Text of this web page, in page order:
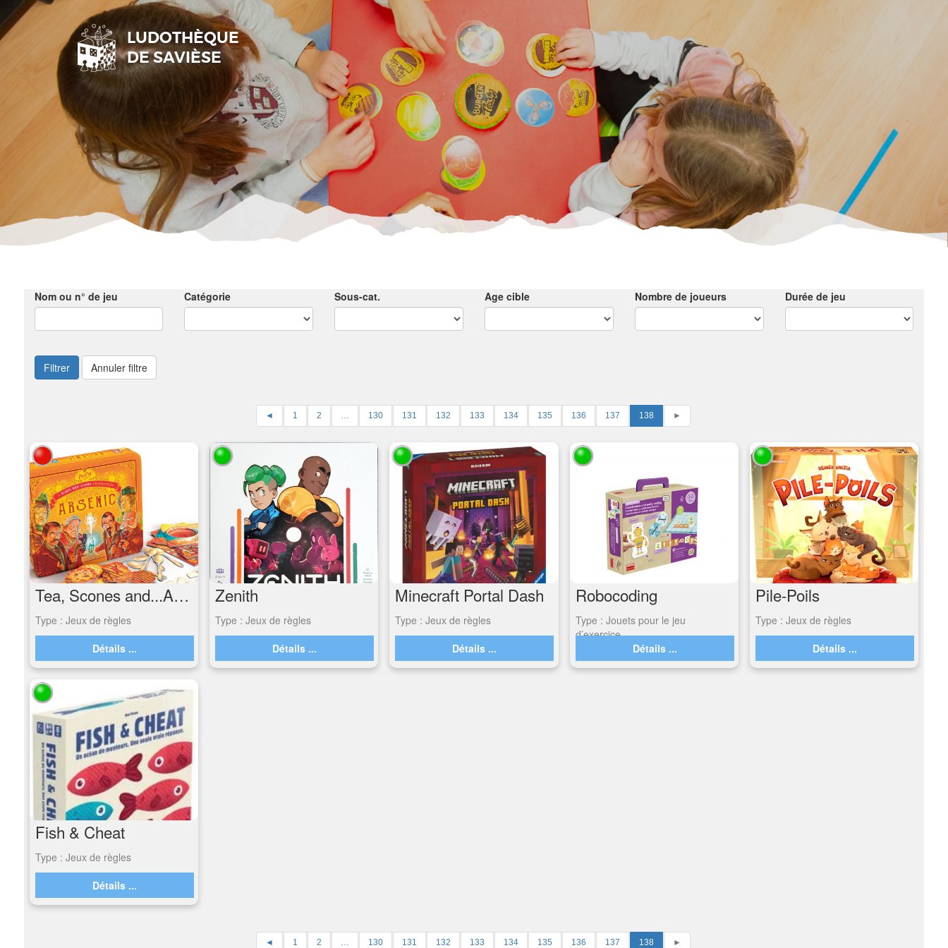
Nom ou n° de jeu Catégorie Sous-cat. Age cible Nombre de joueurs Durée de jeu
Filtrer Annuler filtre
◄ 1 2 … 130 131 132 133 134 135 136 137 138 ►
Tea, Scones and...Arsenic
Type : Jeux de règles
Détails ...
Zenith
Type : Jeux de règles
Détails ...
Minecraft Portal Dash
Type : Jeux de règles
Détails ...
Robocoding
Type : Jouets pour le jeu
d’exercice
Détails ...
Pile-Poils
Type : Jeux de règles
Détails ...
Fish & Cheat
Type : Jeux de règles
Détails ...
◄ 1 2 … 130 131 132 133 134 135 136 137 138 ►